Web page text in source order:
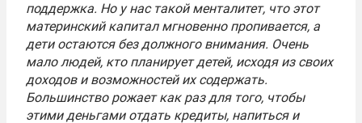
поддержка. Но у нас такой менталитет, что этот
материнский капитал мгновенно пропивается, а
дети остаются без должного внимания. Очень
мало людей, кто планирует детей, исходя из своих
доходов и возможностей их содержать.
Большинство рожает как раз для того, чтобы
этими деньгами отдать кредиты, напиться и